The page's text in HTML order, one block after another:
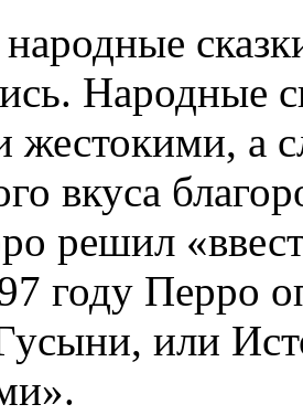
Народные
а
вкуса
решил
году Перро
или